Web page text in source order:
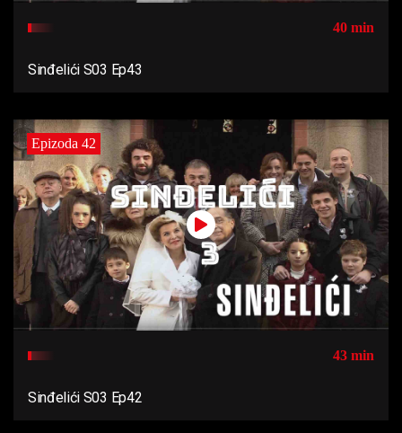
40 min
Sinđelići S03 Ep43
Epizoda 42
43 min
Sinđelići S03 Ep42